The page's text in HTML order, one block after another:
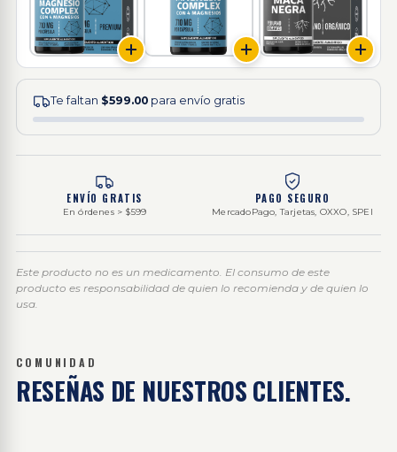
Te faltan $599.00 para envío gratis
ENVÍO GRATIS
En órdenes > $599
PAGO SEGURO
MercadoPago, Tarjetas, OXXO, SPEI
Este producto no es un medicamento. El consumo de este
producto es responsabilidad de quien lo recomienda y de quien lo
usa.
COMUNIDAD
RESEÑAS DE NUESTROS CLIENTES.